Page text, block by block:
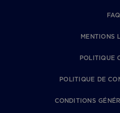
FAQ
MENTIONS
POLITIQUE
POLITIQUE DE
CONDITIONS